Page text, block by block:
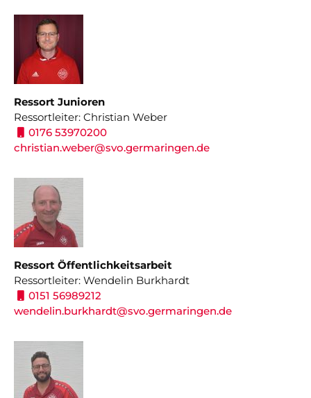
Ressort Junioren
Ressortleiter: Christian Weber
0176 53970200
christian.weber@svo.germaringen.de
Ressort Öffentlichkeitsarbeit
Ressortleiter: Wendelin Burkhardt
0151 56989212
wendelin.burkhardt@svo.germaringen.de